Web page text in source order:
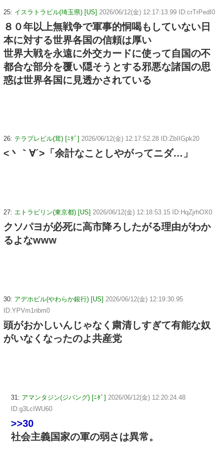
25: イスラトラビル(埼玉県) [US] 2026/06/12(金) 12:17:13.99 ID:crTrPedI0
８０年以上無戦争で軍事的恫喝もしていない日
本に対する世界各国の信頼は厚い
世界大戦を永遠に外交カードに使って自国の不
都合な部分を覆い隠そうとする邪悪な諸国の思
惑は世界各国に見透かされている
26: テラプレビル(茸) [ﾆﾀﾞ] 2026/06/12(金) 12:17:52.28 ID:ZbIIGpk20
<丶｀∀´>「余計なことしやがってニダ…」
27: エトラビリン(東京都) [US] 2026/06/12(金) 12:18:53.15 ID:HqZjrhOX0
クソパヨが必死に高市降ろしたがる理由がわか
るよなwww
30: アデホビル(やわらか銀行) [US] 2026/06/12(金) 12:19:30.95
ID:YPVm1nbm0
頭がおかしいんじゃなく粛清しすぎて有能な奴
がいなくなったのよ共産党
31: アマンタジン(ジパング) [ﾆﾀﾞ] 2026/06/12(金) 12:20:24.48
ID:g3LcIWU60
>>30
社会主義国家の軍の弱さは異常。